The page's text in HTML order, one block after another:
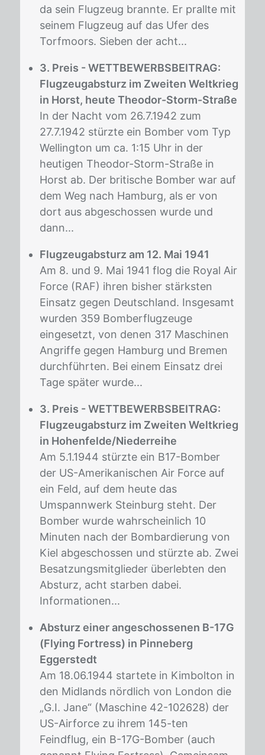
da sein Flugzeug brannte. Er prallte mit
seinem Flugzeug auf das Ufer des
Torfmoors. Sieben der acht...
3. Preis - WETTBEWERBSBEITRAG:
Flugzeugabsturz im Zweiten Weltkrieg
in Horst, heute Theodor-Storm-Straße
In der Nacht vom 26.7.1942 zum
27.7.1942 stürzte ein Bomber vom Typ
Wellington um ca. 1:15 Uhr in der
heutigen Theodor-Storm-Straße in
Horst ab. Der britische Bomber war auf
dem Weg nach Hamburg, als er von
dort aus abgeschossen wurde und
dann...
Flugzeugabsturz am 12. Mai 1941
Am 8. und 9. Mai 1941 flog die Royal Air
Force (RAF) ihren bisher stärksten
Einsatz gegen Deutschland. Insgesamt
wurden 359 Bomberflugzeuge
eingesetzt, von denen 317 Maschinen
Angriffe gegen Hamburg und Bremen
durchführten. Bei einem Einsatz drei
Tage später wurde...
3. Preis - WETTBEWERBSBEITRAG:
Flugzeugabsturz im Zweiten Weltkrieg
in Hohenfelde/Niederreihe
Am 5.1.1944 stürzte ein B17-Bomber
der US-Amerikanischen Air Force auf
ein Feld, auf dem heute das
Umspannwerk Steinburg steht. Der
Bomber wurde wahrscheinlich 10
Minuten nach der Bombardierung von
Kiel abgeschossen und stürzte ab. Zwei
Besatzungsmitglieder überlebten den
Absturz, acht starben dabei.
Informationen...
Absturz einer angeschossenen B-17G
(Flying Fortress) in Pinneberg
Eggerstedt
Am 18.06.1944 startete in Kimbolton in
den Midlands nördlich von London die
„G.I. Jane“ (Maschine 42-102628) der
US-Airforce zu ihrem 145-ten
Feindflug, ein B-17G-Bomber (auch